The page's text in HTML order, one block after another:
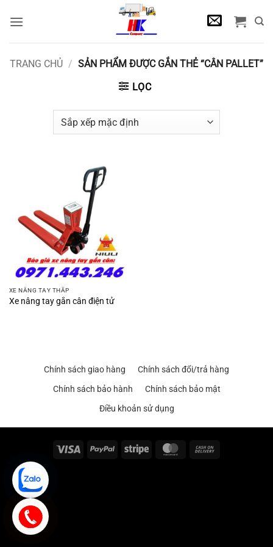
qua
TRANG CHỦ / SẢN PHẨM ĐƯỢC GẮN THẺ “CÂN PALLET”
LỌC
XE NÂNG TAY THẤP
Xe nâng tay gắn cân điện tử
Chính sách giao hàng
Chính sách đổi/trả hàng
Chính sách bảo hành
Chính sách bảo mật
Điều khoản sử dụng
Visa PayPal Stripe MasterCard